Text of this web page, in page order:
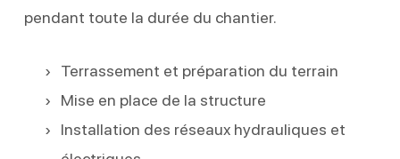
pendant toute la durée du chantier.
Terrassement et préparation du terrain
Mise en place de la structure
Installation des réseaux hydrauliques et